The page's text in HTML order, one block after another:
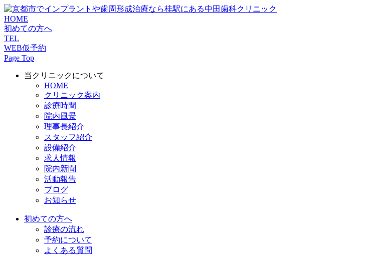
HOME
初めての方へ
TEL
WEB仮予約
Page Top
当クリニックについて
HOME
クリニック案内
診療時間
院内風景
理事長紹介
スタッフ紹介
設備紹介
求人情報
院内新聞
活動報告
ブログ
お知らせ
初めての方へ
診療の流れ
予約について
よくある質問